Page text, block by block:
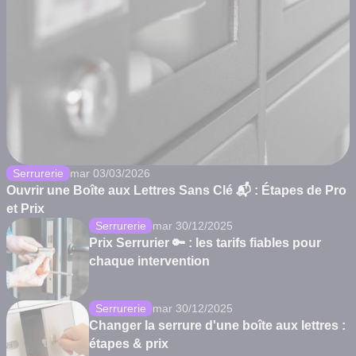
Serrurerie mar 03/03/2026
Ouvrir une Boîte aux Lettres Sans Clé 📬 : Étapes de Pro
et Prix
Serrurerie mar 30/12/2025
Prix Serrurier 🔑 : les tarifs fiables pour
chaque intervention
Serrurerie mar 30/12/2025
Changer la serrure d'une boîte aux lettres :
étapes & prix